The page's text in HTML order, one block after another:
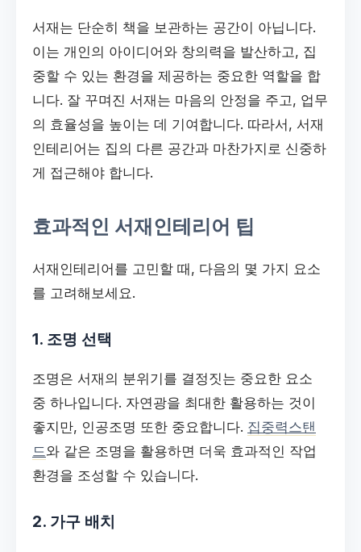
서재는 단순히 책을 보관하는 공간이 아닙니다.
이는 개인의 아이디어와 창의력을 발산하고, 집
중할 수 있는 환경을 제공하는 중요한 역할을 합
니다. 잘 꾸며진 서재는 마음의 안정을 주고, 업무
의 효율성을 높이는 데 기여합니다. 따라서, 서재
인테리어는 집의 다른 공간과 마찬가지로 신중하
게 접근해야 합니다.
효과적인 서재인테리어 팁
서재인테리어를 고민할 때, 다음의 몇 가지 요소
를 고려해보세요.
1. 조명 선택
조명은 서재의 분위기를 결정짓는 중요한 요소
중 하나입니다. 자연광을 최대한 활용하는 것이
좋지만, 인공조명 또한 중요합니다. 집중력스탠
드와 같은 조명을 활용하면 더욱 효과적인 작업
환경을 조성할 수 있습니다.
2. 가구 배치